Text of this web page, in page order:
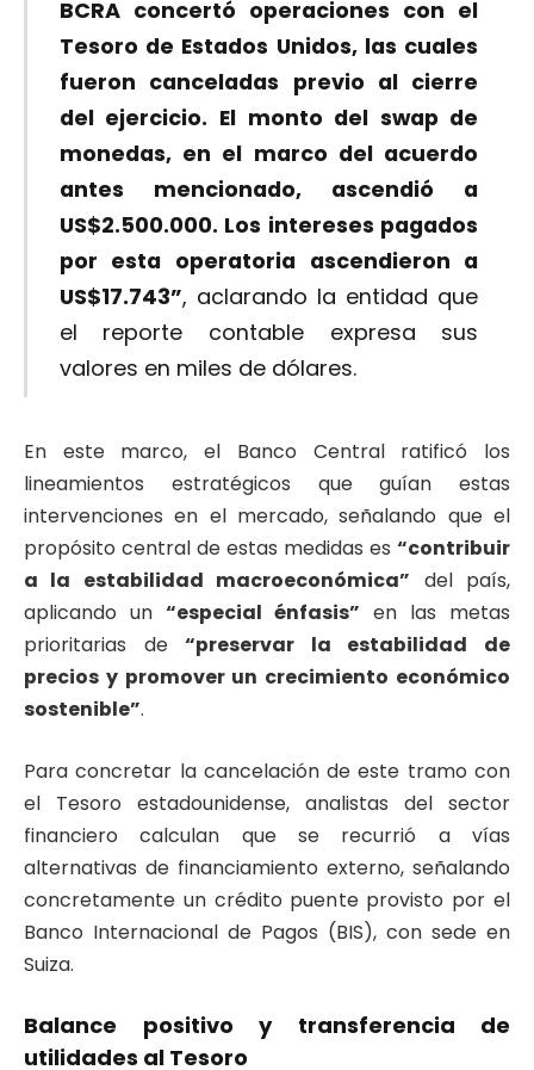
BCRA concertó operaciones con el
Tesoro de Estados Unidos, las cuales
fueron canceladas previo al cierre
del ejercicio. El monto del swap de
monedas, en el marco del acuerdo
antes mencionado, ascendió a
US$2.500.000. Los intereses pagados
por esta operatoria ascendieron a
US$17.743”, aclarando la entidad que
el reporte contable expresa sus
valores en miles de dólares.
En este marco, el Banco Central ratificó los
lineamientos estratégicos que guían estas
intervenciones en el mercado, señalando que el
propósito central de estas medidas es “contribuir
a la estabilidad macroeconómica” del país,
aplicando un “especial énfasis” en las metas
prioritarias de“preservar la estabilidad de
precios y promover un crecimiento económico
sostenible”.
Para concretar la cancelación de este tramo con
el Tesoro estadounidense, analistas del sector
financiero calculan que se recurrió a vías
alternativas de financiamiento externo, señalando
concretamente un crédito puente provisto por el
Banco Internacional de Pagos (BIS), con sede en
Suiza.
Balance positivo y transferencia de
utilidades al Tesoro